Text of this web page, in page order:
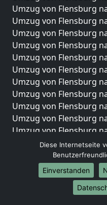
Umzug von Flensburg
Umzug von Flensburg
Umzug von Flensburg
Umzug von Flensburg
Umzug von Flensburg
Umzug von Flensburg
Umzug von Flensburg
Umzug von Flensburg
Umzug von Flensburg
Umzug von Flensburg
Umzug von Flensburg
Umzug von Flensburg
Umzug von Flensburg
Internationale-
Umzug von Flensburg
Diese Internetseite
Einverstanden